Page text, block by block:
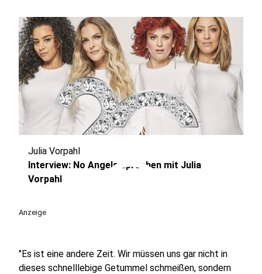
play_circle
Julia Vorpahl
Interview: No Angels sprechen mit Julia
Vorpahl
Anzeige
"Es ist eine andere Zeit. Wir müssen uns gar nicht in
dieses schnelllebige Getummel schmeißen, sondern